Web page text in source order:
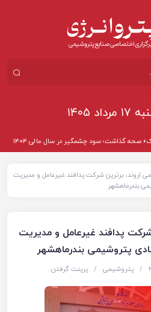
۱۴۰۵
صحه گذاشت؛ سود چشمگیر در سال مالی ۱۴۰۴
اروند، برترین شرکت پدافند غیرعامل و مدیریت
بندرماهشهر
پدافند غیرعامل و مدیریت
پتروشیمی بندرماهشهر
/ پتروشیمی / پرینت گرفتن